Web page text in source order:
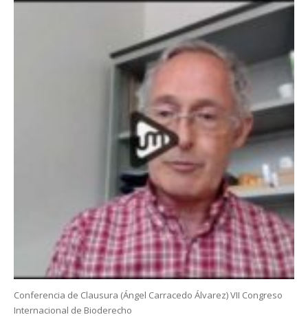
Conferencia de Clausura (Ángel Carracedo Álvarez) VII Congreso
Internacional de Bioderecho